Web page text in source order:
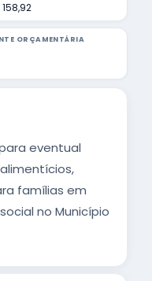
158,92
ORÇAMENTÁRIA
eventual
famílias em
no Município